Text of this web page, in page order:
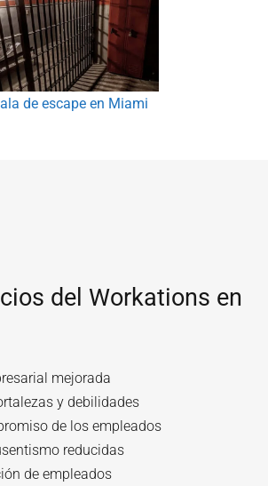
de escape en Miami
del Workations en
mejorada
y debilidades
de los empleados
reducidas
de empleados